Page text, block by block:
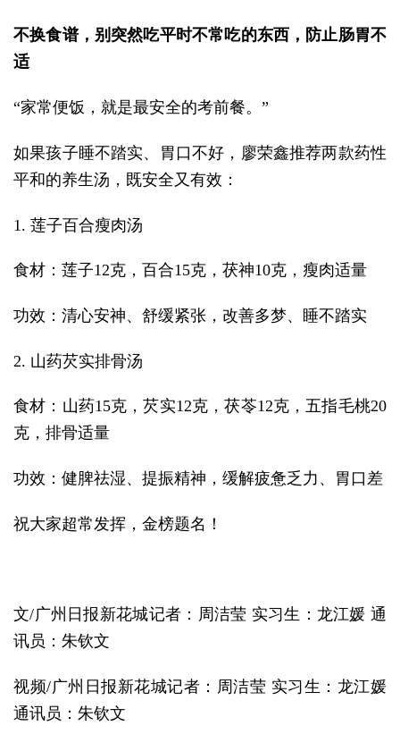
不换食谱，别突然吃平时不常吃的东西，防止肠胃不
适
“家常便饭，就是最安全的考前餐。”
如果孩子睡不踏实、胃口不好，廖荣鑫推荐两款药性
平和的养生汤，既安全又有效：
1. 莲子百合瘦肉汤
食材：莲子12克，百合15克，茯神10克，瘦肉适量
功效：清心安神、舒缓紧张，改善多梦、睡不踏实
2. 山药芡实排骨汤
食材：山药15克，芡实12克，茯苓12克，五指毛桃20
克，排骨适量
功效：健脾祛湿、提振精神，缓解疲惫乏力、胃口差
祝大家超常发挥，金榜题名！
文/广州日报新花城记者：周洁莹 实习生：龙江媛 通
讯员：朱钦文
视频/广州日报新花城记者：周洁莹 实习生：龙江媛
通讯员：朱钦文